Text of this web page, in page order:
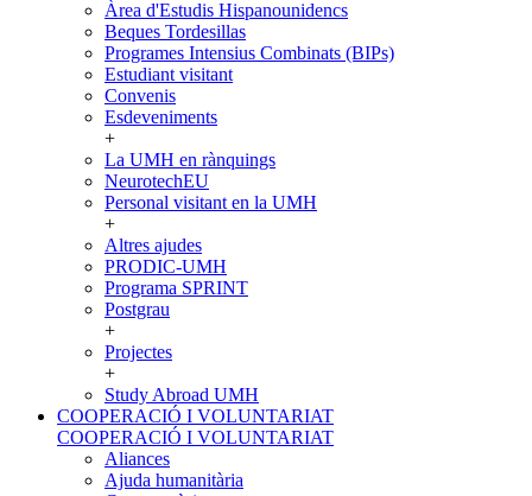
Àrea d'Estudis Hispanounidencs
Beques Tordesillas
Programes Intensius Combinats (BIPs)
Estudiant visitant
Convenis
Esdeveniments
+
La UMH en rànquings
NeurotechEU
Personal visitant en la UMH
+
Altres ajudes
PRODIC-UMH
Programa SPRINT
Postgrau
+
Projectes
+
Study Abroad UMH
COOPERACIÓ I VOLUNTARIAT
COOPERACIÓ I VOLUNTARIAT
Aliances
Ajuda humanitària